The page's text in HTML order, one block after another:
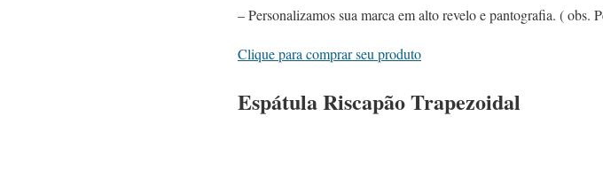
– Personalizamos sua marca em alto revelo e pantografia. ( obs.
Clique para comprar seu produto
Espátula Riscapão Trapezoidal